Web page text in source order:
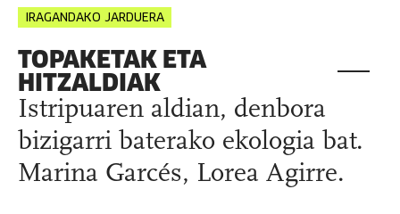
IRAGANDAKO JARDUERA
TOPAKETAK ETA
HITZALDIAK
Istripuaren aldian, denbora
bizigarri baterako ekologia bat.
Marina Garcés, Lorea Agirre.